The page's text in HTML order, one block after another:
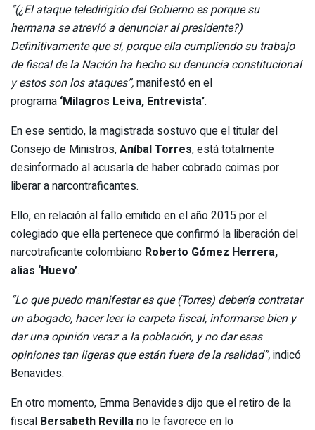
“(¿El ataque teledirigido del Gobierno es porque su
hermana se atrevió a denunciar al presidente?)
Definitivamente que sí, porque ella cumpliendo su trabajo
de fiscal de la Nación ha hecho su denuncia constitucional
y estos son los ataques”,manifestó en el
programa ‘Milagros Leiva, Entrevista’.
En ese sentido, la magistrada sostuvo que el titular del
Consejo de Ministros,Aníbal Torres, está totalmente
desinformado al acusarla de haber cobrado coimas por
liberar a narcontraficantes.
Ello, en relación al fallo emitido en el año 2015 por el
colegiado que ella pertenece que confirmó la liberación del
narcotraficante colombiano Roberto Gómez Herrera,
alias ‘Huevo’.
“Lo que puedo manifestar es que (Torres) debería contratar
un abogado, hacer leer la carpeta fiscal, informarse bien y
dar una opinión veraz a la población, y no dar esas
opiniones tan ligeras que están fuera de la realidad”,indicó
Benavides.
En otro momento, Emma Benavides dijo que el retiro de la
fiscal Bersabeth Revillano le favorece en lo